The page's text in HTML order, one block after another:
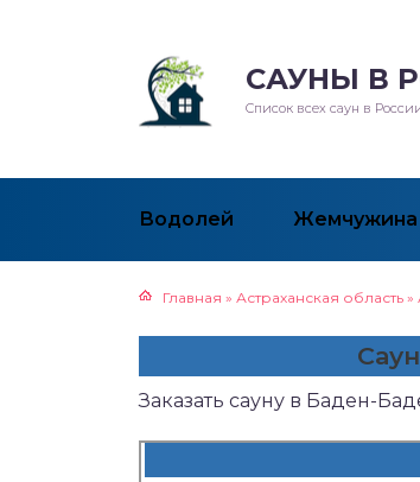
САУНЫ В
Список всех саун в
Водолей Жемчужина
Главная » Астраханская область »
Заказать сауну в Баден-